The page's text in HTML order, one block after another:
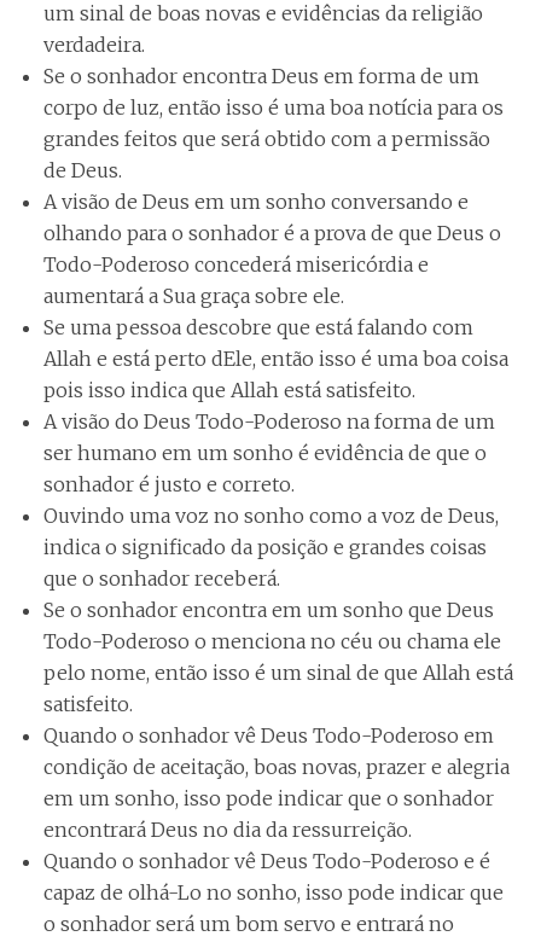
um sinal de boas novas e evidências da religião
verdadeira.
Se o sonhador encontra Deus em forma de um
corpo de luz, então isso é uma boa notícia para os
grandes feitos que será obtido com a permissão
de Deus.
A visão de Deus em um sonho conversando e
olhando para o sonhador é a prova de que Deus o
Todo-Poderoso concederá misericórdia e
aumentará a Sua graça sobre ele.
Se uma pessoa descobre que está falando com
Allah e está perto dEle, então isso é uma boa coisa
pois isso indica que Allah está satisfeito.
A visão do Deus Todo-Poderoso na forma de um
ser humano em um sonho é evidência de que o
sonhador é justo e correto.
Ouvindo uma voz no sonho como a voz de Deus,
indica o significado da posição e grandes coisas
que o sonhador receberá.
Se o sonhador encontra em um sonho que Deus
Todo-Poderoso o menciona no céu ou chama ele
pelo nome, então isso é um sinal de que Allah está
satisfeito.
Quando o sonhador vê Deus Todo-Poderoso em
condição de aceitação, boas novas, prazer e alegria
em um sonho, isso pode indicar que o sonhador
encontrará Deus no dia da ressurreição.
Quando o sonhador vê Deus Todo-Poderoso e é
capaz de olhá-Lo no sonho, isso pode indicar que
o sonhador será um bom servo e entrará no